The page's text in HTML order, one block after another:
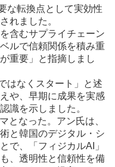
な転換点として実効性
れました。
含むサプライチェーン
ルで信頼関係を積み重
重要」と指摘しまし
はなくスタート」と述
や、早期に成果を実感
識を示しました。
となった。アン氏は、
と韓国のデジタル・シ
で、「フィジカルAI」
、透明性と信頼性を備